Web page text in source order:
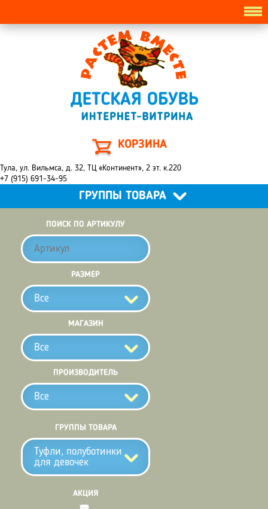
КОРЗИНА
Тула, ул. Вильмса, д. 32, ТЦ «Континент», 2 эт. к.220
+7 (915) 691-34-95
ГРУППЫ ТОВАРА
ПОИСК ПО АРТИКУЛУ
РАЗМЕР
Все
МАГАЗИН
Все
ПРОИЗВОДИТЕЛЬ
Все
ГРУППЫ ТОВАРА
Туфли, полуботинки
для девочек
АКЦИЯ